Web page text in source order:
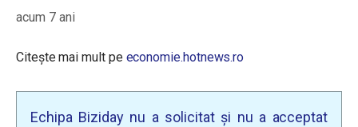
acum 7 ani
Citește mai mult pe economie.hotnews.ro
Echipa Biziday nu a solicitat și nu a acceptat